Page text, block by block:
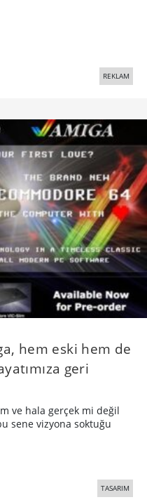
REKLAM
hem eski hem de
geri
ve hala gerçek mi değil
sene vizyona soktuğu
TASARIM